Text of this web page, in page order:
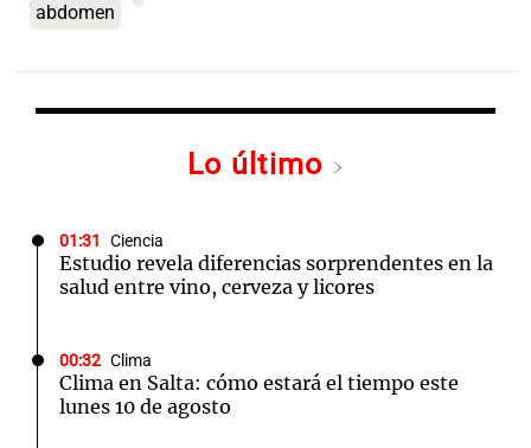
abdomen
Lo último
01:31 Ciencia
Estudio revela diferencias sorprendentes en la
salud entre vino, cerveza y licores
00:32 Clima
Clima en Salta: cómo estará el tiempo este
lunes 10 de agosto